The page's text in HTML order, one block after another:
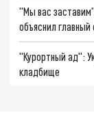
"Мы вас
объяснил
"Курортный ад":
кладбище